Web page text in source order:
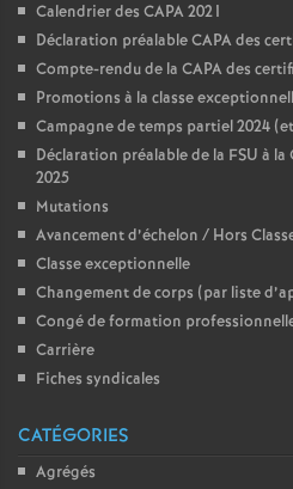
Calendrier des CAPA 2021
Déclaration préalable CAPA des
Compte-rendu de la CAPA des
Promotions à la classe
Campagne de temps partiel 2024
Déclaration préalable de la FSU à la
2025
Mutations
Avancement d’échelon / Hors
Classe exceptionnelle
Changement de corps (par liste
Congé de formation
Carrière
Fiches syndicales
CATÉGORIES
Agrégés